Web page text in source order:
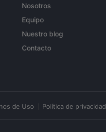
Nosotros
Equipo
Nuestro blog
Contacto
de Uso Política de privacidad